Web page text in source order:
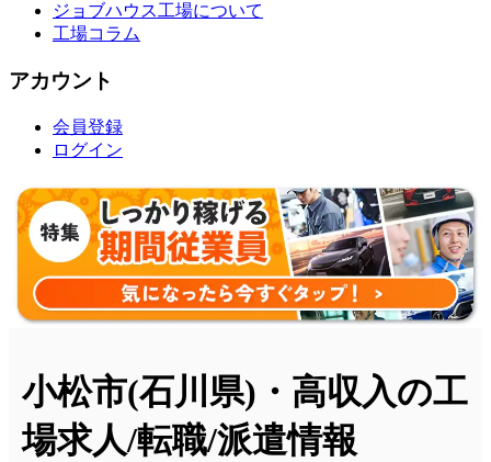
ジョブハウス工場について
工場コラム
アカウント
会員登録
ログイン
小松市(石川県)・高収入の工
場求人/転職/派遣情報